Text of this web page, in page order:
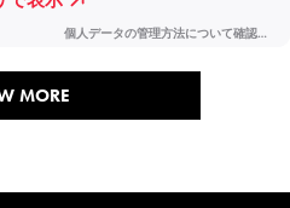
MORE